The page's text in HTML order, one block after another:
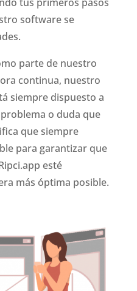
software se
parte de nuestro
continua, nuestro
siempre dispuesto a
o duda que
que siempre
para garantizar que
esté
más óptima posible.